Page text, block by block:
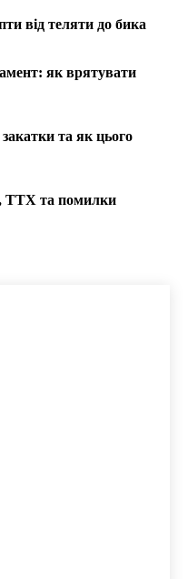
від теляти до бика
як врятувати
та як цього
ТТХ та помилки